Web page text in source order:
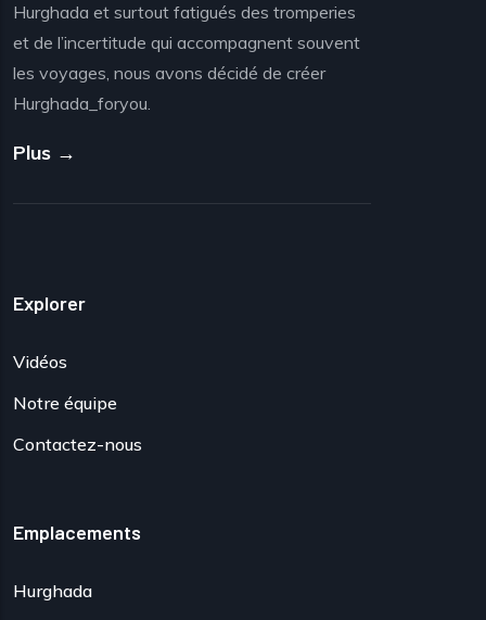
Hurghada et surtout fatigués des tromperies
et de l’incertitude qui accompagnent souvent
les voyages, nous avons décidé de créer
Hurghada_foryou.
Plus →
Explorer
Vidéos
Notre équipe
Contactez-nous
Emplacements
Hurghada